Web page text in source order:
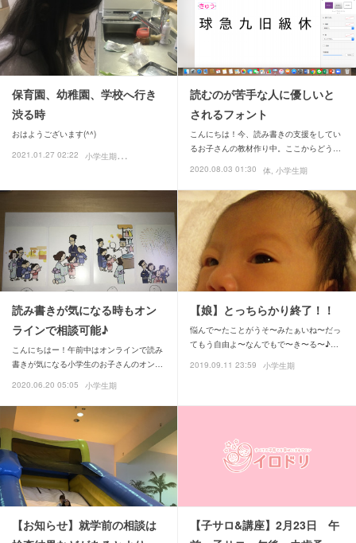
保育園、幼稚園、学校へ行き
渋る時
おはようございます(^^)
2021.01.27 02:22
小
学生期娘のこと
読むのが苦手な人に優しいと
されるフォント
こんにちは！今、読み書きの支援をしてい
るお子さんの教材作り中。ここからどう…
2020.08.03 01:30
体 小学生期
読み書きが気になる時もオン
ラインで相談可能♪
こんにちはー！午前中はオンラインで読み
書きが気になる小学生のお子さんのオン…
2020.06.20 05:05
小学生期
【娘】とっちらかり終了！！
悩んで〜たことがうそ〜みたぁいね〜だっ
てもう自由よ〜なんでもで〜き〜る〜♪…
2019.09.11 23:59
小学生期
【お知らせ】就学前の相談は
【子サロ&講座】2月23日 午